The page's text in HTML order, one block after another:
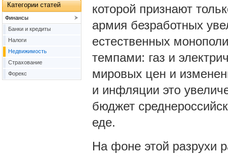
которой признают
армия безработных
естественных
темпами: газ и
мировых цен и
и инфляции это
бюджет
еде.
На фоне этой разрухи
Категории статей
Финансы
Банки и кредиты
Налоги
Недвижимость
Страхование
Форекс